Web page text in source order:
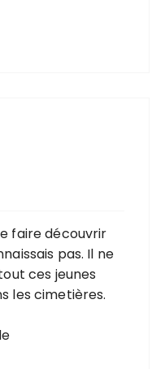
faire découvrir
pas. Il ne
ces jeunes
les cimetières.